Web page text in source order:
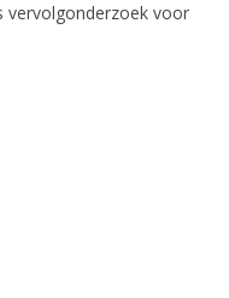
vervolgonderzoek voor